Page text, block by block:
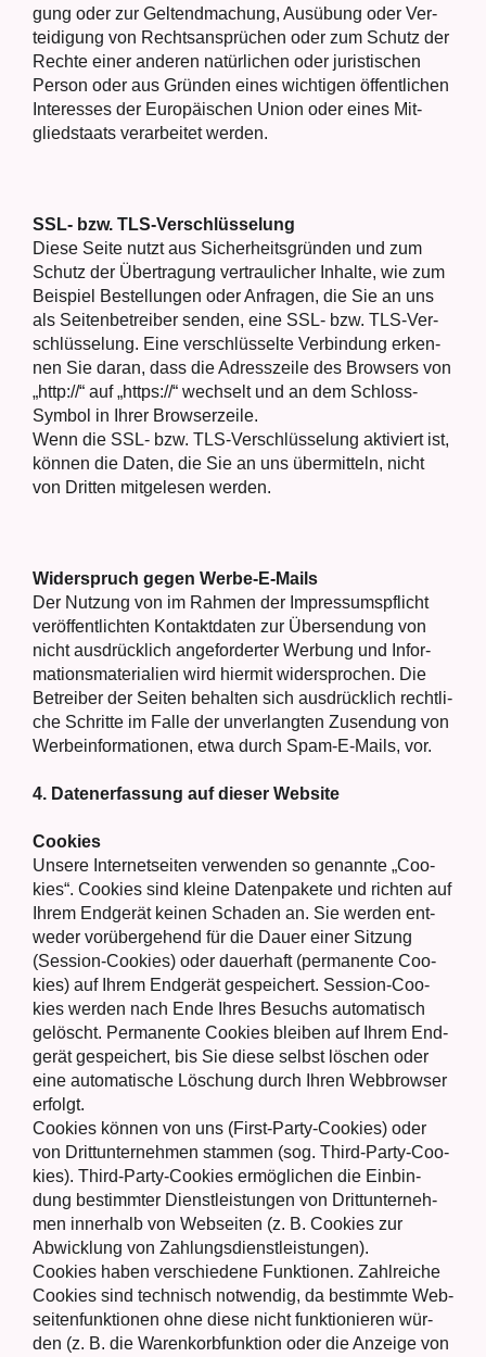
gung oder zur Gel­tend­ma­chung, Aus­übung oder Ver­
tei­di­gung von Rechts­an­sprü­chen oder zum Schutz der
Rech­te einer ande­ren natür­li­chen oder juris­ti­schen
Per­son oder aus Grün­den eines wich­ti­gen öffent­li­chen
Inter­es­ses der Euro­päi­schen Uni­on oder eines Mit­
glied­staats ver­ar­bei­tet wer­den.
SSL- bzw. TLS-Ver­schlüs­se­lung
Die­se Sei­te nutzt aus Sicher­heits­grün­den und zum
Schutz der Über­tra­gung ver­trau­li­cher Inhal­te, wie zum
Bei­spiel Bestel­lun­gen oder Anfra­gen, die Sie an uns
als Sei­ten­be­trei­ber sen­den, eine SSL- bzw. TLS-Ver­
schlüs­se­lung. Eine ver­schlüs­sel­te Ver­bin­dung erken­
nen Sie dar­an, dass die Adress­zei­le des Brow­sers von
„http://“ auf „https://“ wech­selt und an dem Schloss-
Sym­bol in Ihrer Brow­ser­zei­le.
Wenn die SSL- bzw. TLS-Ver­schlüs­se­lung akti­viert ist,
kön­nen die Daten, die Sie an uns über­mit­teln, nicht
von Drit­ten mit­ge­le­sen wer­den.
Wider­spruch gegen Wer­be-E-Mails
Der Nut­zung von im Rah­men der Impres­sums­pflicht
ver­öf­fent­lich­ten Kon­takt­da­ten zur Über­sen­dung von
nicht aus­drück­lich ange­for­der­ter Wer­bung und Infor­
ma­ti­ons­ma­te­ria­li­en wird hier­mit wider­spro­chen. Die
Betrei­ber der Sei­ten behal­ten sich aus­drück­lich recht­li­
che Schrit­te im Fal­le der unver­lang­ten Zusen­dung von
Wer­be­infor­ma­tio­nen, etwa durch Spam-E-Mails, vor.
4. Daten­er­fas­sung auf die­ser Web­site
Coo­kies
Unse­re Inter­net­sei­ten ver­wen­den so genann­te „Coo­
kies“. Coo­kies sind klei­ne Daten­pa­ke­te und rich­ten auf
Ihrem End­ge­rät kei­nen Scha­den an. Sie wer­den ent­
we­der vor­über­ge­hend für die Dau­er einer Sit­zung
(Ses­si­on-Coo­kies) oder dau­er­haft (per­ma­nen­te Coo­
kies) auf Ihrem End­ge­rät gespei­chert. Ses­si­on-Coo­
kies wer­den nach Ende Ihres Besuchs auto­ma­tisch
gelöscht. Per­ma­nen­te Coo­kies blei­ben auf Ihrem End­
ge­rät gespei­chert, bis Sie die­se selbst löschen oder
eine auto­ma­ti­sche Löschung durch Ihren Web­brow­ser
erfolgt.
Coo­kies kön­nen von uns (First-Par­ty-Coo­kies) oder
von Dritt­un­ter­neh­men stam­men (sog. Third-Par­ty-Coo­
kies). Third-Par­ty-Coo­kies ermög­li­chen die Ein­bin­
dung bestimm­ter Dienst­leis­tun­gen von Dritt­un­ter­neh­
men inner­halb von Web­sei­ten (z. B. Coo­kies zur
Abwick­lung von Zah­lungs­dienst­leis­tun­gen).
Coo­kies haben ver­schie­de­ne Funk­tio­nen. Zahl­rei­che
Coo­kies sind tech­nisch not­wen­dig, da bestimm­te Web­
sei­ten­funk­tio­nen ohne die­se nicht funk­tio­nie­ren wür­
den (z. B. die Waren­korb­funk­ti­on oder die Anzei­ge von